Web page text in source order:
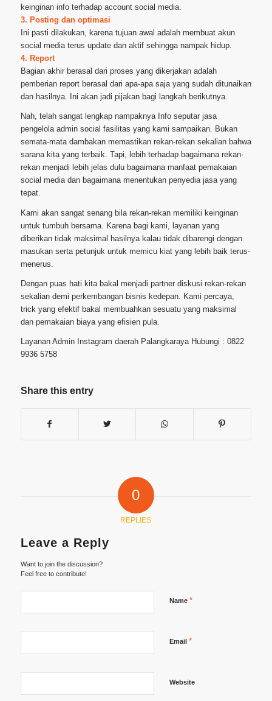
keinginan info terhadap account social media.
3. Posting dan optimasi
Ini pasti dilakukan, karena tujuan awal adalah membuat akun
social media terus update dan aktif sehingga nampak hidup.
4. Report
Bagian akhir berasal dari proses yang dikerjakan adalah
pemberian report berasal dari apa-apa saja yang sudah ditunaikan
dan hasilnya. Ini akan jadi pijakan bagi langkah berikutnya.
Nah, telah sangat lengkap nampaknya Info seputar jasa
pengelola admin social fasilitas yang kami sampaikan. Bukan
semata-mata dambakan memastikan rekan-rekan sekalian bahwa
sarana kita yang terbaik. Tapi, lebih terhadap bagaimana rekan-
rekan menjadi lebih jelas dulu bagaimana manfaat pemakaian
social media dan bagaimana menentukan penyedia jasa yang
tepat.
Kami akan sangat senang bila rekan-rekan memiliki keinginan
untuk tumbuh bersama. Karena bagi kami, layanan yang
diberikan tidak maksimal hasilnya kalau tidak dibarengi dengan
masukan serta petunjuk untuk memicu kiat yang lebih baik terus-
menerus.
Dengan puas hati kita bakal menjadi partner diskusi rekan-rekan
sekalian demi perkembangan bisnis kedepan. Kami percaya,
trick yang efektif bakal membuahkan sesuatu yang maksimal
dan pemakaian biaya yang efisien pula.
Layanan Admin Instagram daerah Palangkaraya Hubungi : 0822
9936 5758
Share this entry
0
REPLIES
Leave a Reply
Want to join the discussion?
Feel free to contribute!
Name *
Email *
Website